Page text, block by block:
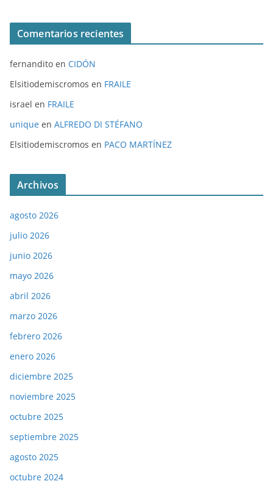
Comentarios recientes
fernandito en CIDÓN
Elsitiodemiscromos en FRAILE
israel en FRAILE
unique en ALFREDO DI STÉFANO
Elsitiodemiscromos en PACO MARTÍNEZ
Archivos
agosto 2026
julio 2026
junio 2026
mayo 2026
abril 2026
marzo 2026
febrero 2026
enero 2026
diciembre 2025
noviembre 2025
octubre 2025
septiembre 2025
agosto 2025
octubre 2024